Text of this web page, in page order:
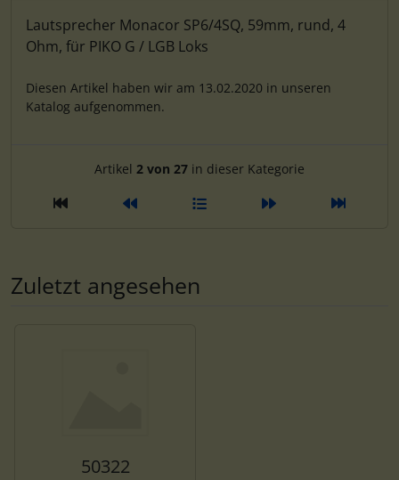
Produktbeschreibung
Lautsprecher Monacor SP6/4SQ, 59mm, rund, 4
Ohm, für PIKO G / LGB Loks
Diesen Artikel haben wir am 13.02.2020 in unseren
Katalog aufgenommen.
Artikelnavigation innerhalb
Artikel 2 von 27 in dieser Kategorie
Zuletzt angesehen
50322